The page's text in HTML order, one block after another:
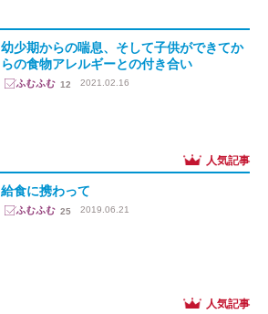
幼少期からの喘息、そして子供ができてか
らの食物アレルギーとの付き合い
12 2021.02.16
給食に携わって
25 2019.06.21